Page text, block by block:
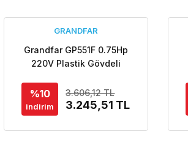
GRANDFAR
Grandfar GP551F 0.75Hp
220V Plastik Gövdeli
%10
indirim
3.606,12 TL
3.245,51 TL